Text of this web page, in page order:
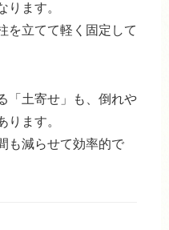
ります。
を立てて軽く固定して
「土寄せ」も、倒れや
ります。
も減らせて効率的で